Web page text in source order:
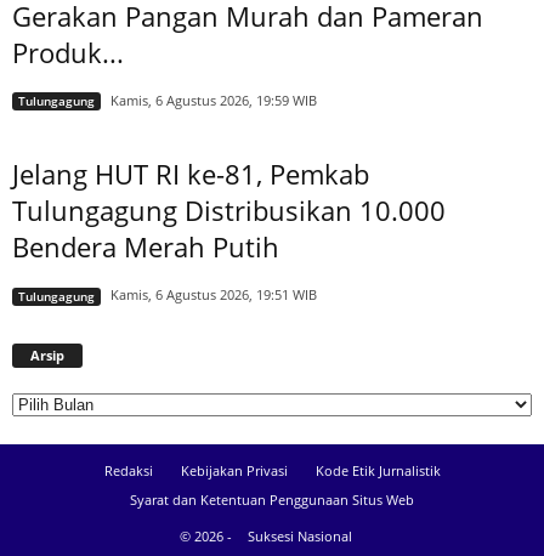
Gerakan Pangan Murah dan Pameran
Produk...
Tulungagung Kamis, 6 Agustus 2026, 19:59 WIB
Jelang HUT RI ke-81, Pemkab
Tulungagung Distribusikan 10.000
Bendera Merah Putih
Tulungagung Kamis, 6 Agustus 2026, 19:51 WIB
Arsip
Redaksi Kebijakan Privasi
Kode Etik Jurnalistik
Syarat dan Ketentuan Penggunaan Situs Web
© 2026 -
Suksesi Nasional